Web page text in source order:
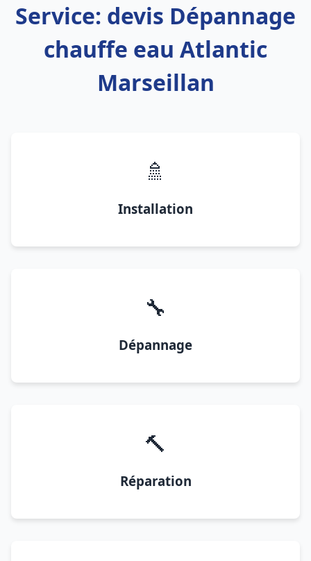
Service: devis Dépannage
chauffe eau Atlantic
Marseillan
🚿
Installation
🔧
Dépannage
🔨
Réparation